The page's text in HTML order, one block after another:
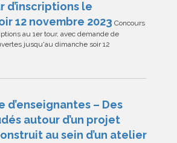
d’inscriptions le
12 novembre 2023 Concours
au 1er tour, avec demande de
jusqu'au dimanche soir 12
d’enseignantes – Des
autour d’un projet
au sein d’un atelier